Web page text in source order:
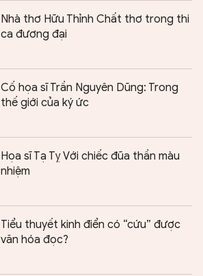
Nhà thơ Hữu Thỉnh Chất thơ trong thi
ca đương đại
Cố họa sĩ Trần Nguyên Dũng: Trong
thế giới của ký ức
Họa sĩ Tạ Tỵ Với chiếc đũa thần màu
nhiệm
Tiểu thuyết kinh điển có “cứu” được
văn hóa đọc?